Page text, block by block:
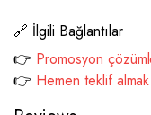
🔗 İlgili Bağlantılar
👉 Promosyon
👉 Hemen teklif almak